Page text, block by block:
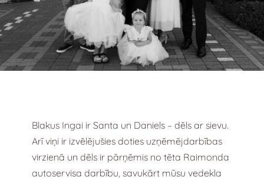
Blakus Ingai ir Santa un Daniels – dēls ar sievu.
Arī viņi ir izvēlējušies doties uzņēmējdarbības
virzienā un dēls ir pārņēmis no tēta Raimonda
autoservisa darbību, savukārt mūsu vedekla